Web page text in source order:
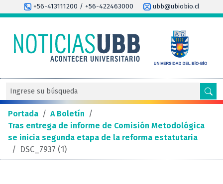
+56-413111200 / +56-422463000 ubb@ubiobio.cl
Portada / A Boletín /
Tras entrega de informe de Comisión Metodológica
se inicia segunda etapa de la reforma estatutaria
/ DSC_7937 (1)